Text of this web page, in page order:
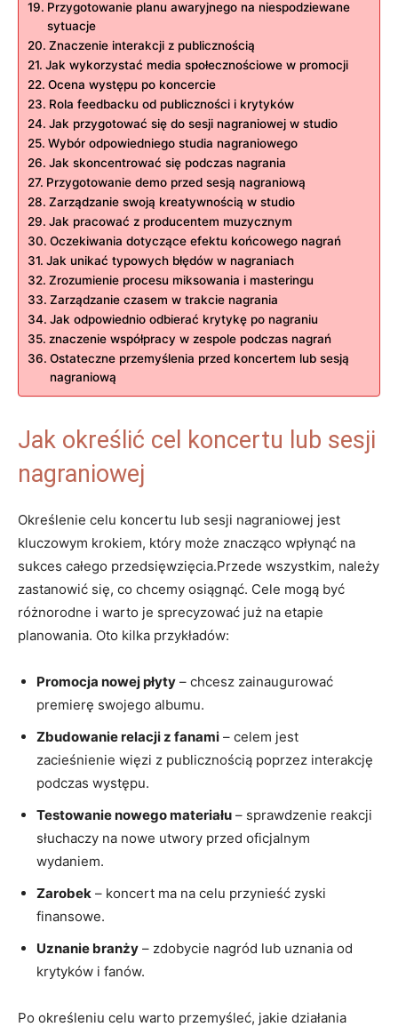
Przygotowanie planu awaryjnego na niespodziewane
sytuacje
Znaczenie interakcji z publicznością
Jak wykorzystać media społecznościowe w promocji
Ocena występu po koncercie
Rola feedbacku od publiczności i krytyków
Jak przygotować się do sesji nagraniowej w studio
Wybór odpowiedniego studia nagraniowego
Jak skoncentrować się podczas nagrania
Przygotowanie demo przed sesją nagraniową
Zarządzanie swoją kreatywnością w studio
Jak pracować z producentem muzycznym
Oczekiwania dotyczące efektu końcowego nagrań
Jak unikać typowych błędów w nagraniach
Zrozumienie procesu miksowania i masteringu
Zarządzanie czasem w trakcie nagrania
Jak odpowiednio odbierać krytykę po nagraniu
znaczenie współpracy w zespole podczas nagrań
Ostateczne przemyślenia przed koncertem lub sesją
nagraniową
Jak określić cel koncertu lub sesji
nagraniowej
Określenie celu koncertu lub sesji nagraniowej jest
kluczowym krokiem, który może znacząco wpłynąć na
sukces całego przedsięwzięcia.Przede wszystkim, należy
zastanowić się, co chcemy osiągnąć. Cele mogą być
różnorodne i warto je sprecyzować już na etapie
planowania. Oto kilka przykładów:
Promocja nowej płyty – chcesz zainaugurować
premierę swojego albumu.
Zbudowanie relacji z fanami – celem jest
zacieśnienie więzi z publicznością poprzez interakcję
podczas występu.
Testowanie nowego materiału – sprawdzenie reakcji
słuchaczy na nowe utwory przed oficjalnym
wydaniem.
Zarobek – koncert ma na celu przynieść zyski
finansowe.
Uznanie branży – zdobycie nagród lub uznania od
krytyków i fanów.
Po określeniu celu warto przemyśleć, jakie działania